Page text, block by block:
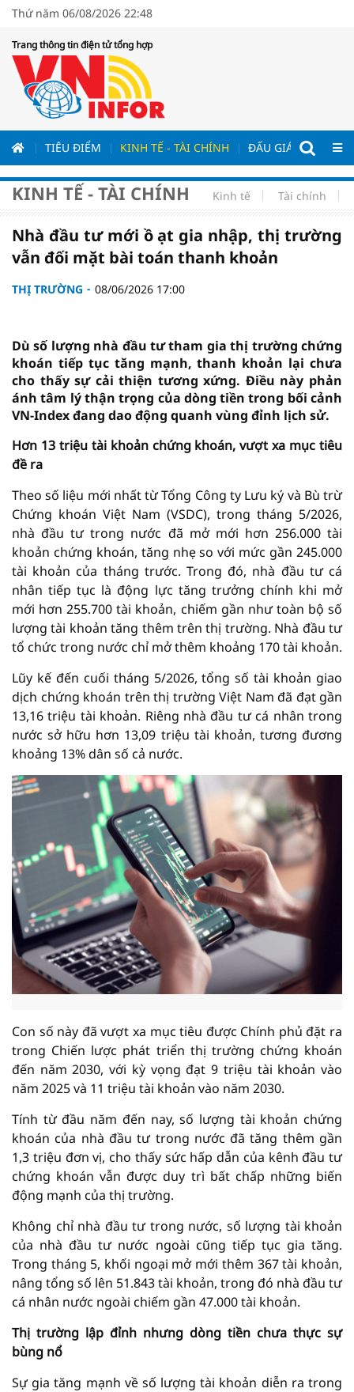
Thứ năm 06/08/2026 22:48
Trang thông tin điện tử tổng hợp
TIÊU ĐIỂM KINH TẾ - TÀI CHÍNH ĐẤU GIÁ - ĐẤU
KINH TẾ - TÀI CHÍNH Kinh tế Tài chính
Nhà đầu tư mới ồ ạt gia nhập, thị trường
vẫn đối mặt bài toán thanh khoản
THỊ TRƯỜNG 08/06/2026 17:00
Dù số lượng nhà đầu tư tham gia thị trường chứng
khoán tiếp tục tăng mạnh, thanh khoản lại chưa
cho thấy sự cải thiện tương xứng. Điều này phản
ánh tâm lý thận trọng của dòng tiền trong bối cảnh
VN-Index đang dao động quanh vùng đỉnh lịch sử.
Hơn 13 triệu tài khoản chứng khoán, vượt xa mục tiêu
đề ra
Theo số liệu mới nhất từ Tổng Công ty Lưu ký và Bù trừ
Chứng khoán Việt Nam (VSDC), trong tháng 5/2026,
nhà đầu tư trong nước đã mở mới hơn 256.000 tài
khoản chứng khoán, tăng nhẹ so với mức gần 245.000
tài khoản của tháng trước. Trong đó, nhà đầu tư cá
nhân tiếp tục là động lực tăng trưởng chính khi mở
mới hơn 255.700 tài khoản, chiếm gần như toàn bộ số
lượng tài khoản tăng thêm trên thị trường. Nhà đầu tư
tổ chức trong nước chỉ mở thêm khoảng 170 tài khoản.
Lũy kế đến cuối tháng 5/2026, tổng số tài khoản giao
dịch chứng khoán trên thị trường Việt Nam đã đạt gần
13,16 triệu tài khoản. Riêng nhà đầu tư cá nhân trong
nước sở hữu hơn 13,09 triệu tài khoản, tương đương
khoảng 13% dân số cả nước.
Con số này đã vượt xa mục tiêu được Chính phủ đặt ra
trong Chiến lược phát triển thị trường chứng khoán
đến năm 2030, với kỳ vọng đạt 9 triệu tài khoản vào
năm 2025 và 11 triệu tài khoản vào năm 2030.
Tính từ đầu năm đến nay, số lượng tài khoản chứng
khoán của nhà đầu tư trong nước đã tăng thêm gần
1,3 triệu đơn vị, cho thấy sức hấp dẫn của kênh đầu tư
chứng khoán vẫn được duy trì bất chấp những biến
động mạnh của thị trường.
Không chỉ nhà đầu tư trong nước, số lượng tài khoản
của nhà đầu tư nước ngoài cũng tiếp tục gia tăng.
Trong tháng 5, khối ngoại mở mới thêm 367 tài khoản,
nâng tổng số lên 51.843 tài khoản, trong đó nhà đầu tư
cá nhân nước ngoài chiếm gần 47.000 tài khoản.
Thị trường lập đỉnh nhưng dòng tiền chưa thực sự
bùng nổ
Sự gia tăng mạnh về số lượng tài khoản diễn ra trong